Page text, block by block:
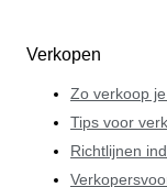
Verkopen
Zo verkoop
Tips voor
Richtlijnen